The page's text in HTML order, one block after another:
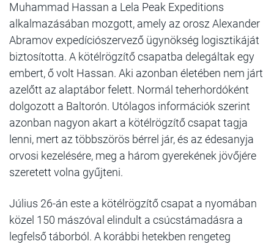
Muhammad Hassan a Lela Peak Expeditions
alkalmazásában mozgott, amely az orosz Alexander
Abramov expedíciószervező ügynökség logisztikáját
biztosította. A kötélrögzítő csapatba delegáltak egy
embert, ő volt Hassan. Aki azonban életében nem járt
azelőtt az alaptábor felett. Normál teherhordóként
dolgozott a Baltorón. Utólagos információk szerint
azonban nagyon akart a kötélrögzítő csapat tagja
lenni, mert az többszörös bérrel jár, és az édesanyja
orvosi kezelésére, meg a három gyerekének jövőjére
szeretett volna gyűjteni.
Július 26-án este a kötélrögzítő csapat a nyomában
közel 150 mászóval elindult a csúcstámadásra a
legfelső táborból. A korábbi hetekben rengeteg